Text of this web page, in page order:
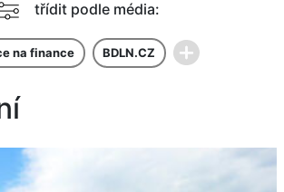
třídit podle média:
na finance BDLN.CZ